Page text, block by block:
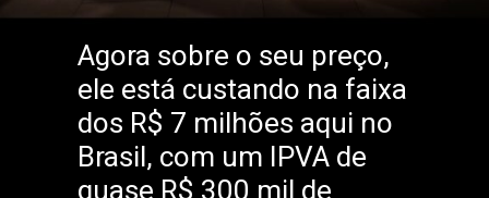
Agora sobre o seu preço,
ele está custando na faixa
dos R$ 7 milhões aqui no
Brasil, com um IPVA de
quase R$ 300 mil de